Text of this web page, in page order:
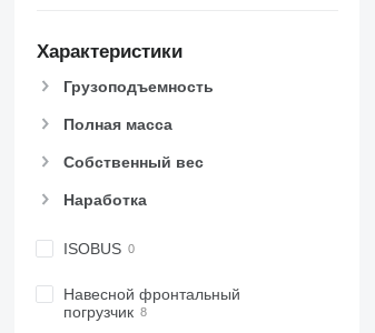
5720
5820
6105
6110 M
6115
6465
6475
6490
6499
6715
Характеристики
Грузоподъемность
Полная масса
Собственный вес
Наработка
ISOBUS
Навесной фронтальный
погрузчик